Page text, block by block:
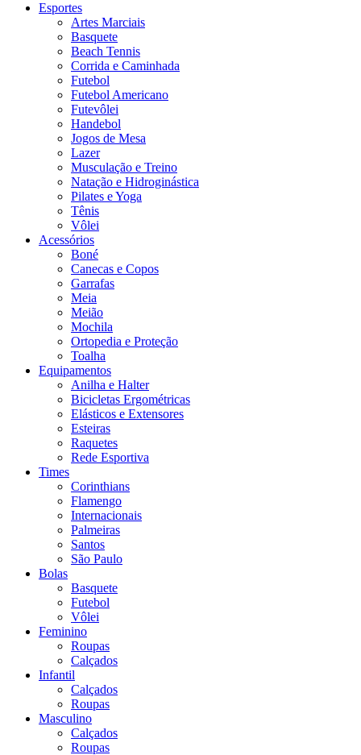
Esportes
Artes Marciais
Basquete
Beach Tennis
Corrida e Caminhada
Futebol
Futebol Americano
Futevôlei
Handebol
Jogos de Mesa
Lazer
Musculação e Treino
Natação e Hidroginástica
Pilates e Yoga
Tênis
Vôlei
Acessórios
Boné
Canecas e Copos
Garrafas
Meia
Meião
Mochila
Ortopedia e Proteção
Toalha
Equipamentos
Anilha e Halter
Bicicletas Ergométricas
Elásticos e Extensores
Esteiras
Raquetes
Rede Esportiva
Times
Corinthians
Flamengo
Internacionais
Palmeiras
Santos
São Paulo
Bolas
Basquete
Futebol
Vôlei
Feminino
Roupas
Calçados
Infantil
Calçados
Roupas
Masculino
Calçados
Roupas